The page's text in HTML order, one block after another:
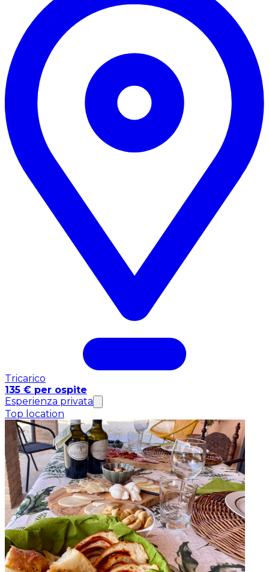
Tricarico
135 € per ospite
Esperienza privata
Top location